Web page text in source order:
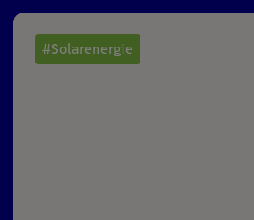
#Solarenergie